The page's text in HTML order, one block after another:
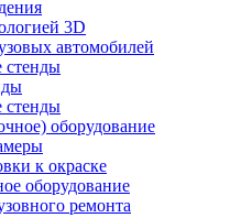
3D
автомобилей
стенды
стенды
оборудование
к окраске
оборудование
ремонта